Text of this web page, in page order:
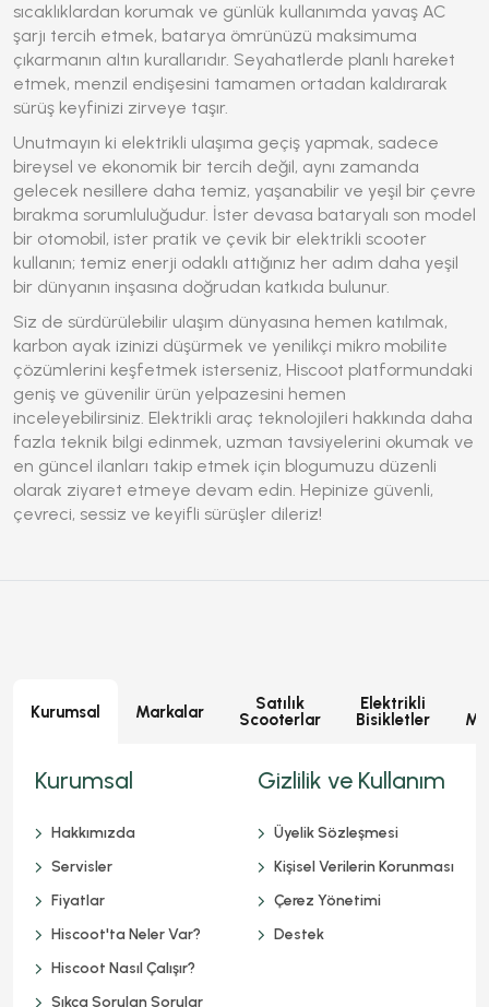
sıcaklıklardan korumak ve günlük kullanımda yavaş AC
şarjı tercih etmek, batarya ömrünüzü maksimuma
çıkarmanın altın kurallarıdır. Seyahatlerde planlı hareket
etmek, menzil endişesini tamamen ortadan kaldırarak
sürüş keyfinizi zirveye taşır.
Unutmayın ki elektrikli ulaşıma geçiş yapmak, sadece
bireysel ve ekonomik bir tercih değil, aynı zamanda
gelecek nesillere daha temiz, yaşanabilir ve yeşil bir çevre
bırakma sorumluluğudur. İster devasa bataryalı son model
bir otomobil, ister pratik ve çevik bir elektrikli scooter
kullanın; temiz enerji odaklı attığınız her adım daha yeşil
bir dünyanın inşasına doğrudan katkıda bulunur.
Siz de sürdürülebilir ulaşım dünyasına hemen katılmak,
karbon ayak izinizi düşürmek ve yenilikçi mikro mobilite
çözümlerini keşfetmek isterseniz, Hiscoot platformundaki
geniş ve güvenilir ürün yelpazesini hemen
inceleyebilirsiniz. Elektrikli araç teknolojileri hakkında daha
fazla teknik bilgi edinmek, uzman tavsiyelerini okumak ve
en güncel ilanları takip etmek için blogumuzu düzenli
olarak ziyaret etmeye devam edin. Hepinize güvenli,
çevreci, sessiz ve keyifli sürüşler dileriz!
Kurumsal Markalar
Satılık
Scooterlar
Elektrikli
Bisikletler
Kurumsal
Hakkımızda
Servisler
Fiyatlar
Hiscoot'ta Neler Var?
Hiscoot Nasıl Çalışır?
Sıkça Sorulan Sorular
Gizlilik ve Kullanım
Üyelik Sözleşmesi
Kişisel Verilerin Korunması
Çerez Yönetimi
Destek